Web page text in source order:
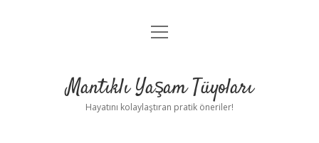
Anasayfa
Yasal Uyarı
menüyü
Mantıklı Yaşam Tüyoları
Hayatını kolaylaştıran pratik öneriler!